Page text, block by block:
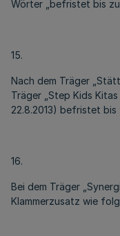
Wörter „befristet bis
15.
Nach dem Träger
Träger „Step Kids
22.8.2013) befristet bis
16.
Bei dem Träger
Klammerzusatz wie